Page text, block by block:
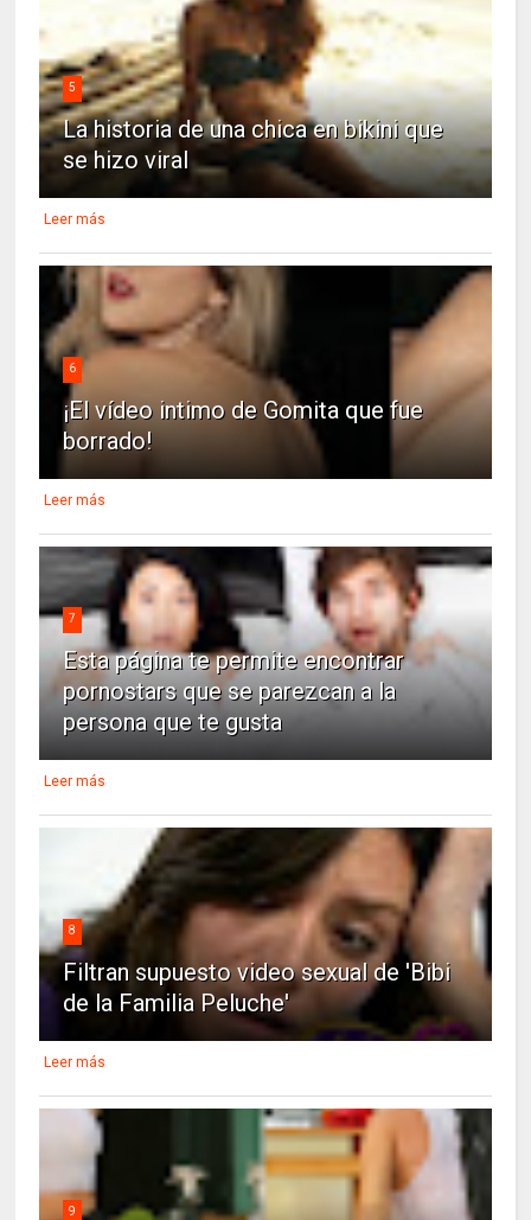
5
La historia de una chica en bikini que
se hizo viral
Leer más
6
¡El vídeo intimo de Gomita que fue
borrado!
Leer más
7
Esta página te permite encontrar
pornostars que se parezcan a la
persona que te gusta
Leer más
8
Filtran supuesto video sexual de 'Bibi
de la Familia Peluche'
Leer más
9